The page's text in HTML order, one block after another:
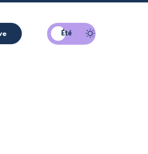
la barre de navigation du mode éco
Été